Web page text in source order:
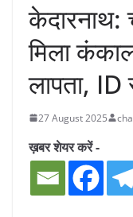
केदारनाथ:
मिला
लापता,
27 August 2025
ख़बर शेयर करें -